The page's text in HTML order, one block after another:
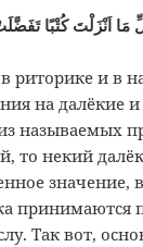
مَا اَنْزَلْتَ كُتْبًا
риторике и в
на далёкие
называемых
то некий
значение,
принимаются
Так вот,